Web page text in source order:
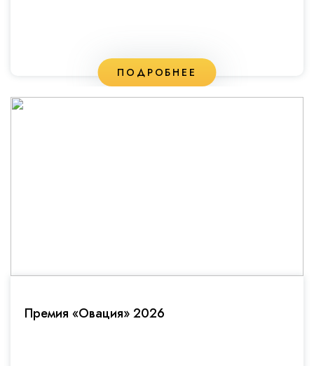
ПОДРОБНЕЕ
Премия «Овация» 2026